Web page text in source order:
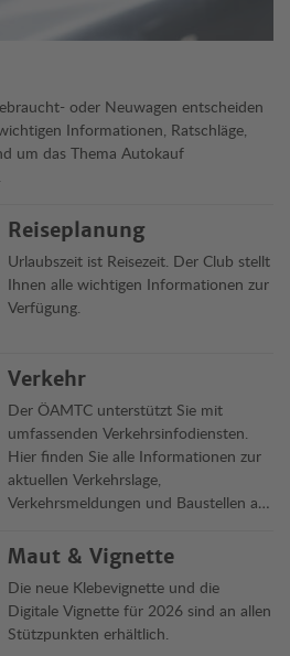
oder Neuwagen entscheiden
Informationen, Ratschläge,
um das Thema Autokauf
Reiseplanung
Urlaubszeit ist Reisezeit. Der Club stellt
Ihnen alle wichtigen Informationen zur
Verfügung.
Verkehr
Der ÖAMTC unterstützt Sie mit
umfassenden Verkehrsinfodiensten.
Hier finden Sie alle Informationen zur
aktuellen Verkehrslage,
Verkehrsmeldungen und Baustellen auf
einen Blick.
Maut & Vignette
Die neue Klebevignette und die
Digitale Vignette für 2026 sind an allen
Stützpunkten erhältlich.